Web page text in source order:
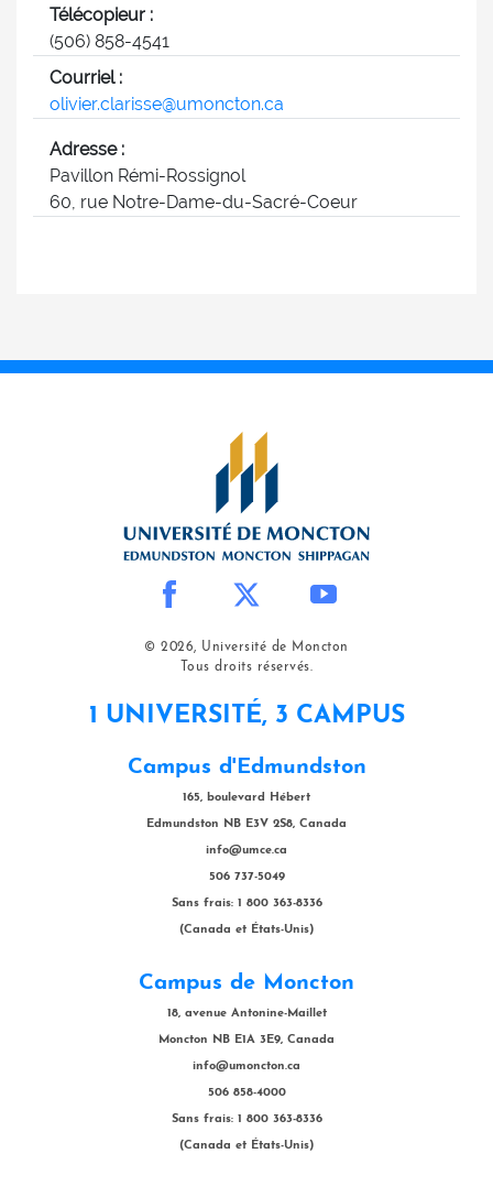
Télécopieur :
(506) 858-4541
Courriel :
olivier.clarisse@umoncton.ca
Adresse :
Pavillon Rémi-Rossignol
60, rue Notre-Dame-du-Sacré-Coeur
© 2026, Université de Moncton
Tous droits réservés.
1 UNIVERSITÉ, 3 CAMPUS
Campus d'Edmundston
165, boulevard Hébert
Edmundston NB E3V 2S8, Canada
info@umce.ca
506 737-5049
Sans frais: 1 800 363-8336
(Canada et États-Unis)
Campus de Moncton
18, avenue Antonine-Maillet
Moncton NB E1A 3E9, Canada
info@umoncton.ca
506 858-4000
Sans frais: 1 800 363-8336
(Canada et États-Unis)